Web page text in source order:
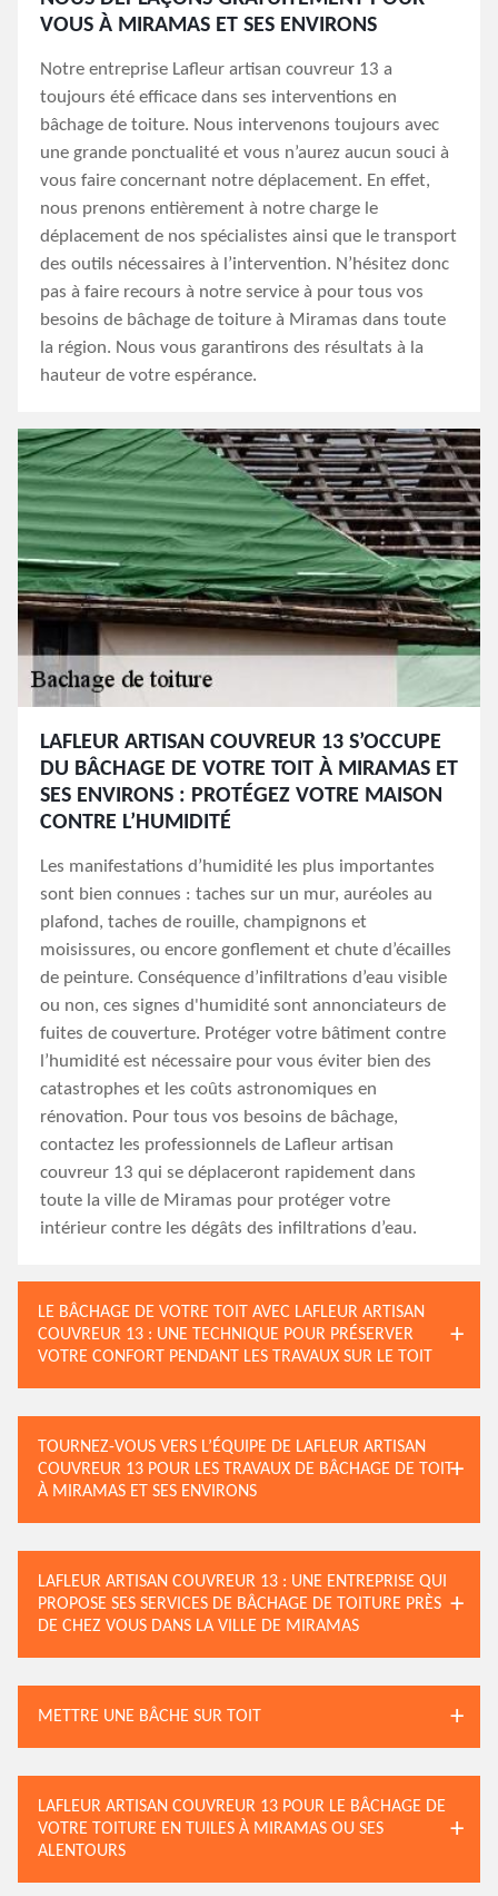
VOUS À MIRAMAS ET SES ENVIRONS
Notre entreprise Lafleur artisan couvreur 13 a
toujours été efficace dans ses interventions en
bâchage de toiture. Nous intervenons toujours avec
une grande ponctualité et vous n’aurez aucun souci à
vous faire concernant notre déplacement. En effet,
nous prenons entièrement à notre charge le
déplacement de nos spécialistes ainsi que le transport
des outils nécessaires à l’intervention. N’hésitez donc
pas à faire recours à notre service à pour tous vos
besoins de bâchage de toiture à Miramas dans toute
la région. Nous vous garantirons des résultats à la
hauteur de votre espérance.
LAFLEUR ARTISAN COUVREUR 13 S’OCCUPE
DU BÂCHAGE DE VOTRE TOIT À MIRAMAS ET
SES ENVIRONS : PROTÉGEZ VOTRE MAISON
CONTRE L’HUMIDITÉ
Les manifestations d’humidité les plus importantes
sont bien connues : taches sur un mur, auréoles au
plafond, taches de rouille, champignons et
moisissures, ou encore gonflement et chute d’écailles
de peinture. Conséquence d’infiltrations d’eau visible
ou non, ces signes d'humidité sont annonciateurs de
fuites de couverture. Protéger votre bâtiment contre
l’humidité est nécessaire pour vous éviter bien des
catastrophes et les coûts astronomiques en
rénovation. Pour tous vos besoins de bâchage,
contactez les professionnels de Lafleur artisan
couvreur 13 qui se déplaceront rapidement dans
toute la ville de Miramas pour protéger votre
intérieur contre les dégâts des infiltrations d’eau.
LE BÂCHAGE DE VOTRE TOIT AVEC LAFLEUR ARTISAN
COUVREUR 13 : UNE TECHNIQUE POUR PRÉSERVER
VOTRE CONFORT PENDANT LES TRAVAUX SUR LE TOIT
TOURNEZ-VOUS VERS L’ÉQUIPE DE LAFLEUR ARTISAN
COUVREUR 13 POUR LES TRAVAUX DE BÂCHAGE DE TOIT
À MIRAMAS ET SES ENVIRONS
LAFLEUR ARTISAN COUVREUR 13 : UNE ENTREPRISE QUI
PROPOSE SES SERVICES DE BÂCHAGE DE TOITURE PRÈS
DE CHEZ VOUS DANS LA VILLE DE MIRAMAS
METTRE UNE BÂCHE SUR TOIT
LAFLEUR ARTISAN COUVREUR 13 POUR LE BÂCHAGE DE
VOTRE TOITURE EN TUILES À MIRAMAS OU SES
ALENTOURS